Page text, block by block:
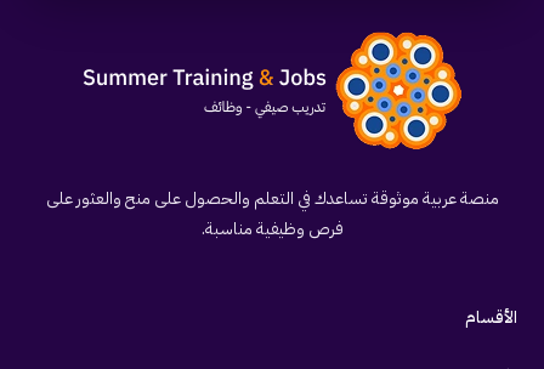
منصة عربية موثوقة تساعدك في التعلم والحصول على منح والعثور على
فرص وظيفية مناسبة.
الأقسام